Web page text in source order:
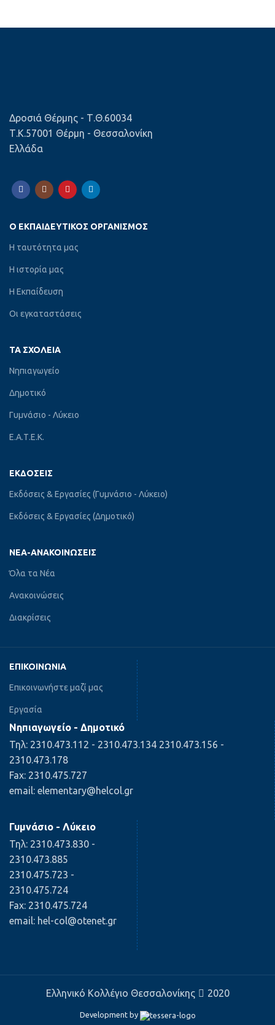
Δροσιά Θέρμης - Τ.Θ.60034
Τ.Κ.57001 Θέρμη - Θεσσαλονίκη
Ελλάδα
Ο ΕΚΠΑΙΔΕΥΤΙΚΌΣ ΟΡΓΑΝΙΣΜΌΣ
Η ταυτότητα μας
Η ιστορία μας
Η Εκπαίδευση
Οι εγκαταστάσεις
ΤΑ ΣΧΟΛΕΊΑ
Νηπιαγωγείο
Δημοτικό
Γυμνάσιο - Λύκειο
Ε.Α.Τ.Ε.Κ.
ΕΚΔΌΣΕΙΣ
Εκδόσεις & Εργασίες (Γυμνάσιο - Λύκειο)
Εκδόσεις & Εργασίες (Δημοτικό)
ΝΈΑ-ΑΝΑΚΟΙΝΏΣΕΙΣ
Όλα τα Νέα
Ανακοινώσεις
Διακρίσεις
ΕΠΙΚΟΙΝΩΝΊΑ
Επικοινωνήστε μαζί μας
Εργασία
Νηπιαγωγείο - Δημοτικό
Τηλ: 2310.473.112 - 2310.473.134 2310.473.156 -
2310.473.178
Fax: 2310.475.727
email: elementary@helcol.gr
Γυμνάσιο - Λύκειο
Τηλ: 2310.473.830 -
2310.473.885
2310.475.723 -
2310.475.724
Fax: 2310.475.724
email: hel-col@otenet.gr
Ελληνικό Κολλέγιο Θεσσαλονίκης 2020
Development by